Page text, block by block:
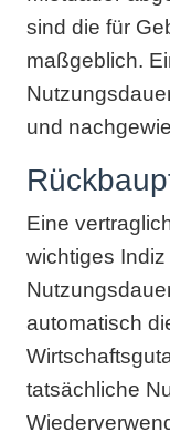
sind die für
maßgeblich.
und
Eine
wichtiges
automatisch
tatsächliche